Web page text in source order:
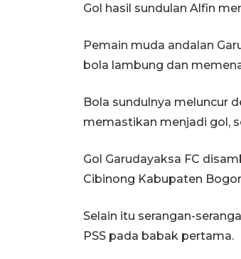
Gol hasil sundulan Alfin
Pemain muda andalan
bola lambung dan
Bola sundulnya meluncur
memastikan menjadi gol,
Gol Garudayaksa FC
Cibinong Kabupaten
Selain itu serangan-
PSS pada babak pertama.